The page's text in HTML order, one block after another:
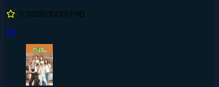
0 (1209/1500) FHD
#2